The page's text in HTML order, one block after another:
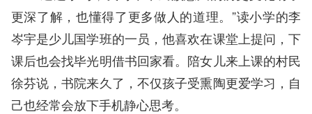
更深了解，也懂得了更多做人的道理。”读小学的李
岑宇是少儿国学班的一员，他喜欢在课堂上提问，下
课后也会找毕光明借书回家看。陪女儿来上课的村民
徐芬说，书院来久了，不仅孩子受熏陶更爱学习，自
己也经常会放下手机静心思考。